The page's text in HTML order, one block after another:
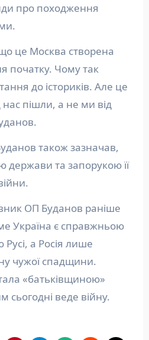
про походження
це Москва створена
початку. Чому так
до істориків. Але це
пішли, а не ми від
також зазначав,
держави та запорукою її
ОП Буданов раніше
Україна є справжньою
а Росія лише
чужої спадщини.
«батьківщиною»
сьогодні веде війну.